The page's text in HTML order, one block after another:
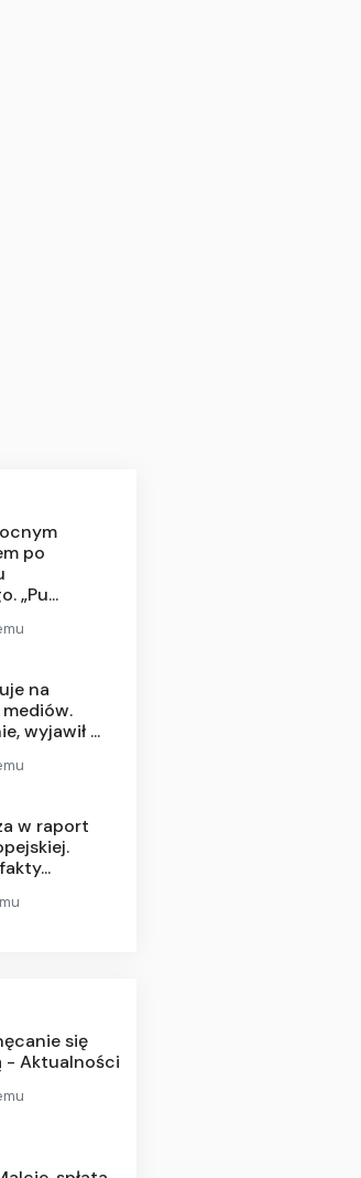
po
„Pu...
na
wyjawił ...
w raport
się
- Aktualności